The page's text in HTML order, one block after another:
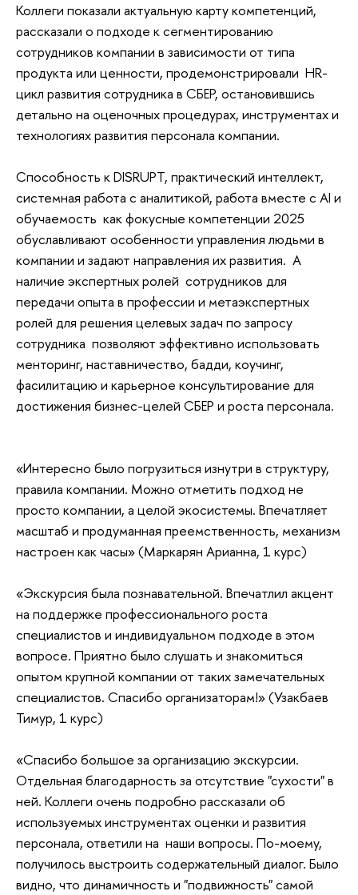
Коллеги показали актуальную карту компетенций,
рассказали о подходе к сегментированию
сотрудников компании в зависимости от типа
продукта или ценности, продемонстрировали HR-
цикл развития сотрудника в СБЕР, остановившись
детально на оценочных процедурах, инструментах и
технологиях развития персонала компании.
Способность к DISRUPT, практический интеллект,
системная работа с аналитикой, работа вместе с AI и
обучаемость как фокусные компетенции 2025
обуславливают особенности управления людьми в
компании и задают направления их развития. А
наличие экспертных ролей сотрудников для
передачи опыта в профессии и метаэкспертных
ролей для решения целевых задач по запросу
сотрудника позволяют эффективно использовать
менторинг, наставничество, бадди, коучинг,
фасилитацию и карьерное консультирование для
достижения бизнес-целей СБЕР и роста персонала.
«Интересно было погрузиться изнутри в структуру,
правила компании. Можно отметить подход не
просто компании, а целой экосистемы. Впечатляет
масштаб и продуманная преемственность, механизм
настроен как часы» (Маркарян Арианна, 1 курс)
«Экскурсия была познавательной. Впечатлил акцент
на поддержке профессионального роста
специалистов и индивидуальном подходе в этом
вопросе. Приятно было слушать и знакомиться
опытом крупной компании от таких замечательных
специалистов. Спасибо организаторам!» (Узакбаев
Тимур, 1 курс)
«Спасибо большое за организацию экскурсии.
Отдельная благодарность за отсутствие "сухости" в
ней. Коллеги очень подробно рассказали об
используемых инструментах оценки и развития
персонала, ответили на наши вопросы. По-моему,
получилось выстроить содержательный диалог. Было
видно, что динамичность и "подвижность" самой